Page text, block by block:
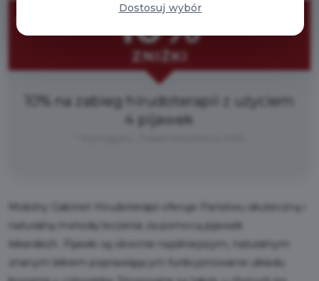
10%
ZNIŻKI
10% na zabieg hirudoterapii z użyciem
4 pijawek
Mobilny Gabinet Hirudoterapii oferuje Państwu skuteczną i
naturalną metodę leczenia za pomocą pijawek
lekarskich. Pijawki są obecnie najsilniejszym, naturalnym
znanym lekiem poprawiającym funkcjonowanie układu
Dostosuj wybór